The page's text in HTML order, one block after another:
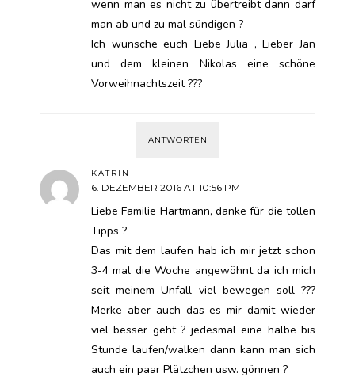
wenn man es nicht zu übertreibt dann darf
man ab und zu mal sündigen ?
Ich wünsche euch Liebe Julia , Lieber Jan
und dem kleinen Nikolas eine schöne
Vorweihnachtszeit ???
ANTWORTEN
KATRIN
6. DEZEMBER 2016 AT 10:56 PM
Liebe Familie Hartmann, danke für die tollen
Tipps ?
Das mit dem laufen hab ich mir jetzt schon
3-4 mal die Woche angewöhnt da ich mich
seit meinem Unfall viel bewegen soll ???
Merke aber auch das es mir damit wieder
viel besser geht ? jedesmal eine halbe bis
Stunde laufen/walken dann kann man sich
auch ein paar Plätzchen usw. gönnen ?